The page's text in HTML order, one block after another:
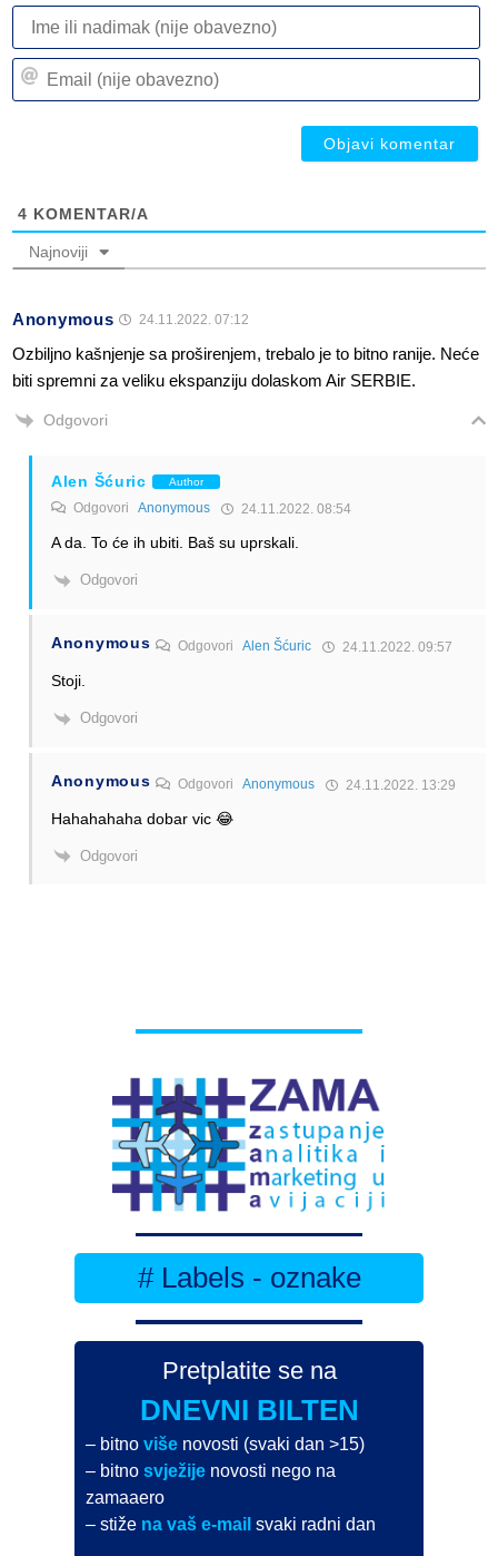
4 KOMENTAR/A
Najnoviji
Anonymous 24.11.2022. 07:12
Ozbiljno kašnjenje sa proširenjem, trebalo je to bitno ranije. Neće
biti spremni za veliku ekspanziju dolaskom Air SERBIE.
Odgovori
Alen Šćuric Author
Odgovori Anonymous 24.11.2022. 08:54
A da. To će ih ubiti. Baš su uprskali.
Odgovori
Anonymous OdgovoriAlen Šćuric 24.11.2022. 09:57
Stoji.
Odgovori
Anonymous OdgovoriAnonymous 24.11.2022. 13:29
Hahahahaha dobar vic 😂
Odgovori
# Labels - oznake
Pretplatite se na
DNEVNI BILTEN
– bitnoviše novosti (svaki dan >15)
– bitnosvježije novosti nego na
zamaaero
– stiže na vaš e-mail svaki radni dan